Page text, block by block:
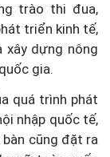
trào thi đua,
triển kinh tế,
xây dựng nông
gia.
quá trình phát
nhập quốc tế,
cũng đặt ra